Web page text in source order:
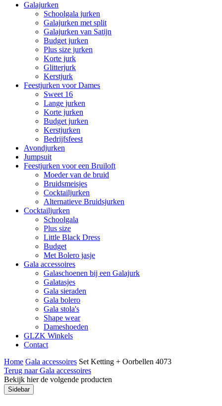
Galajurken
Schoolgala jurken
Galajurken met split
Galajurken van Satijn
Budget jurken
Plus size jurken
Korte jurk
Glitterjurk
Kerstjurk
Feestjurken voor Dames
Sweet 16
Lange jurken
Korte jurken
Budget jurken
Kerstjurken
Bedrijfsfeest
Avondjurken
Jumpsuit
Feestjurken voor een Bruiloft
Moeder van de bruid
Bruidsmeisjes
Cocktailjurken
Alternatieve Bruidsjurken
Cocktailjurken
Schoolgala
Plus size
Little Black Dress
Budget
Met Bolero jasje
Gala accessoires
Galaschoenen bij een Galajurk
Galatasjes
Gala sieraden
Gala bolero
Gala stola's
Shape wear
Dameshoeden
GLZK Winkels
Contact
Home Gala accessoires Set Ketting + Oorbellen 4073
Terug naar Gala accessoires
Bekijk hier de volgende producten
Sidebar